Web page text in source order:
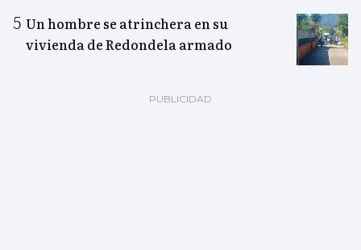
Un hombre se atrinchera en su
vivienda de Redondela armado